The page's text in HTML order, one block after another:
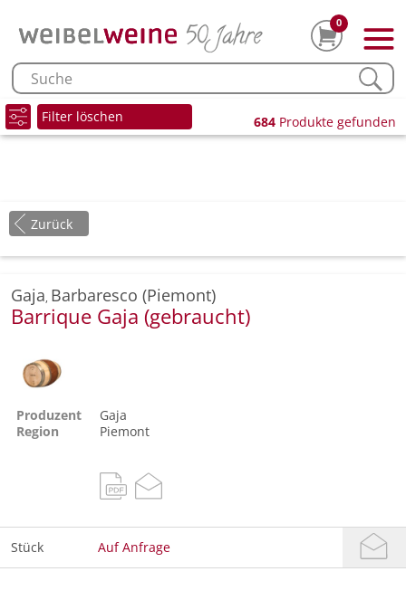
0
Filter löschen 684 Produkte gefunden
Zurück
Gaja, Barbaresco (Piemont)
Barrique Gaja (gebraucht)
Produzent
Gaja
Region
Piemont
Stück Auf Anfrage